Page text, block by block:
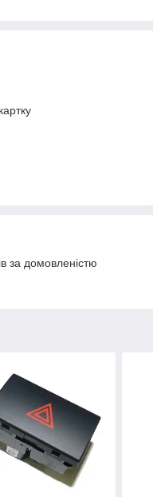
за домовленістю